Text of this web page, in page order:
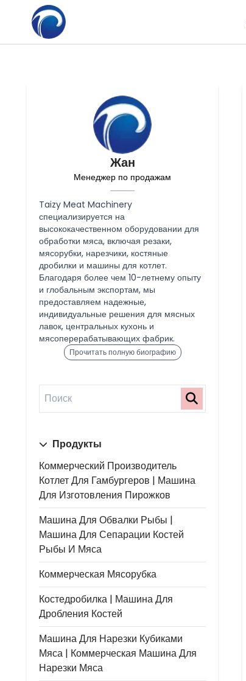
Жан
Менеджер по продажам
Taizy Meat Machinery
специализируется на
высококачественном оборудовании для
обработки мяса, включая резаки,
мясорубки, нарезчики, костяные
дробилки и машины для котлет.
Благодаря более чем 10-летнему опыту
и глобальным экспортам, мы
предоставляем надежные,
индивидуальные решения для мясных
лавок, центральных кухонь и
мясоперерабатывающих фабрик.
Прочитать полную биографию
Продукты
Коммерческий Производитель
Котлет Для Гамбургеров | Машина
Для Изготовления Пирожков
Машина Для Обвалки Рыбы |
Машина Для Сепарации Костей
Рыбы И Мяса
Коммерческая Мясорубка
Костедробилка | Машина Для
Дробления Костей
Машина Для Нарезки Кубиками
Мяса | Коммерческая Машина Для
Нарезки Мяса